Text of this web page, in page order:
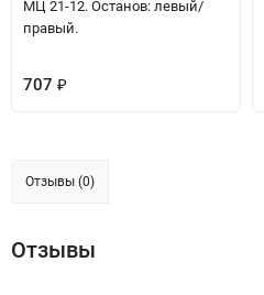
МЦ 21-12. Останов: левый/
правый.
707 ₽
Отзывы (0)
Отзывы